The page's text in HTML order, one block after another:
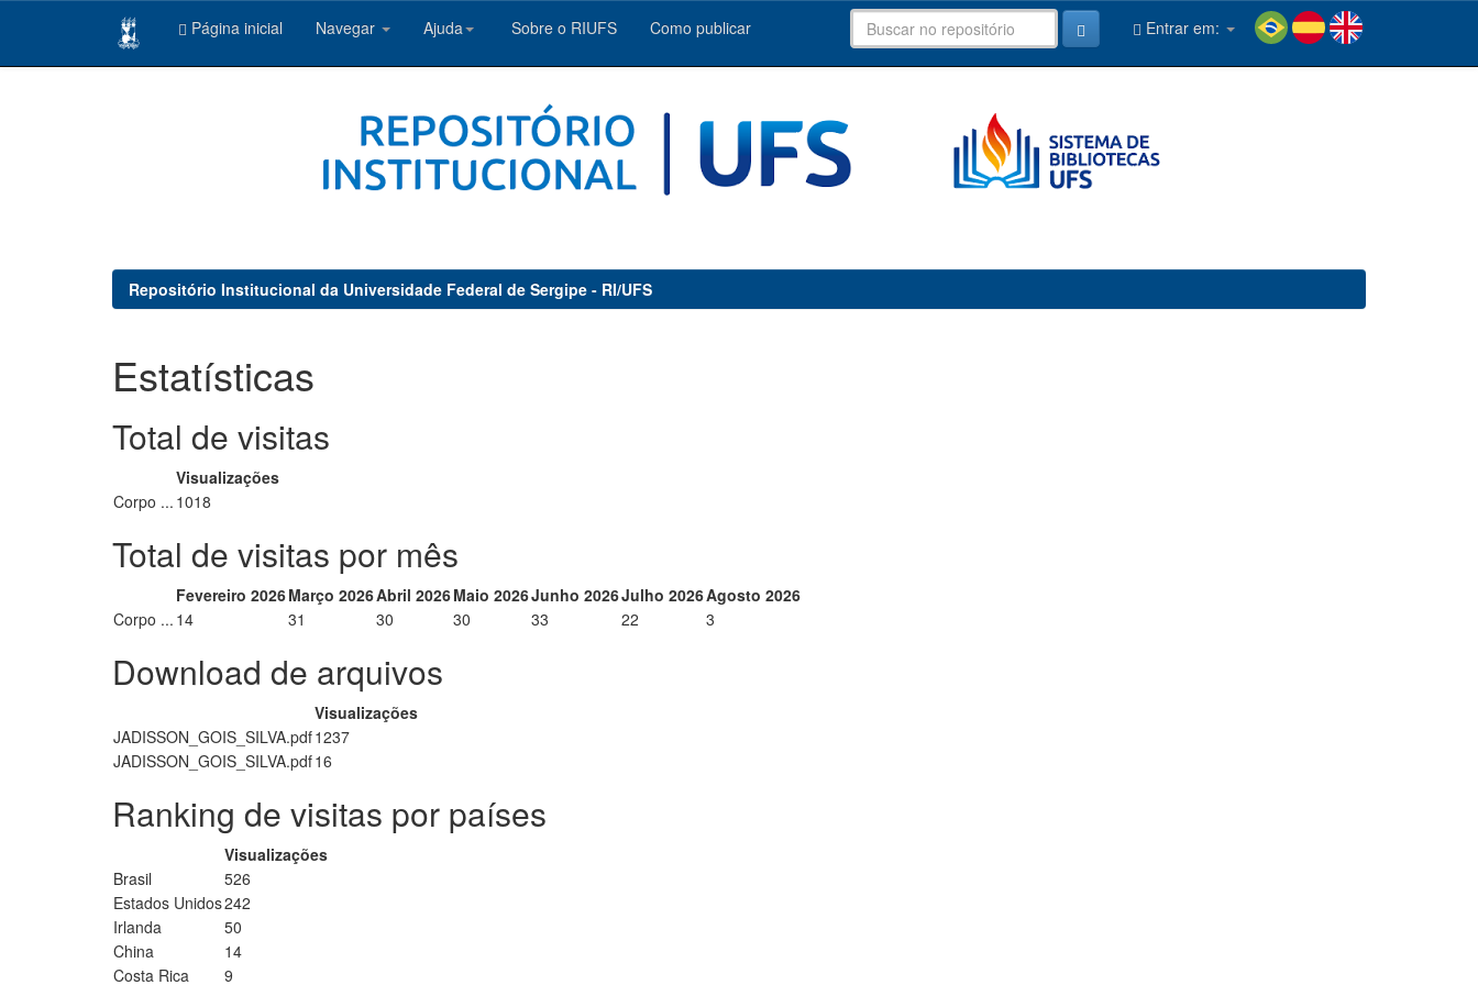
Página inicial Navegar Ajuda Sobre o RIUFS Como publicar Entrar em:
Repositório Institucional da Universidade Federal de Sergipe - RI/UFS
Estatísticas
Total de visitas
Visualizações
Corpo ... 1018
Total de visitas por mês
Fevereiro 2026Março 2026Abril 2026Maio 2026Junho 2026Julho 2026Agosto 2026
Corpo ... 14 31 30 30 33 22 3
Download de arquivos
Visualizações
JADISSON_GOIS_SILVA.pdf1237
JADISSON_GOIS_SILVA.pdf16
Ranking de visitas por países
Visualizações
Brasil
526
Estados Unidos242
Irlanda
50
China
14
Costa Rica
9